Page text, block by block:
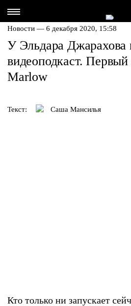
Новости — 6 декабря 2020, 15:58
У Эльдара Джарахова
видеоподкаст.
Marlow
Текст: Саша Мансилья
Кто только ни запускает